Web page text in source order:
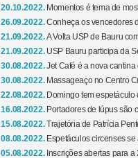
20.10.2022. Momentos é tema de
26.09.2022.Conheça os vencedores
21.09.2022.A Volta USP de Bauru
21.09.2022. USP Bauru participa da
30.08.2022.Jet Café é a nova
30.08.2022. Massageaço no Centro
22.08.2022. Domingo tem espetáculo
16.08.2022. Portadores de lúpus são
15.08.2022.Trajetória de Patrícia
08.08.2022. Espetáculos circenses
05.08.2022. Inscrições abertas para a